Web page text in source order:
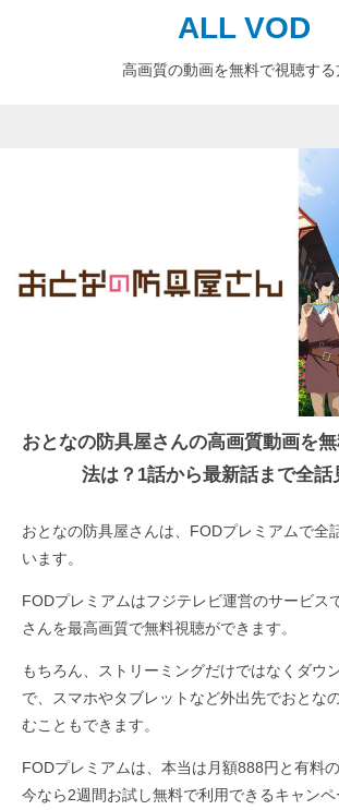
ALL VOD
高画質の動画を無料で視聴する
おとなの防具屋さんの高画質動画を
法は？1話から最新話まで全話
おとなの防具屋さんは、FODプレミアムで全
います。
FODプレミアムはフジテレビ運営のサービス
さんを最高画質で無料視聴ができます。
もちろん、ストリーミングだけではなくダウ
で、スマホやタブレットなど外出先でおとな
むこともできます。
FODプレミアムは、本当は月額888円と有料
今なら2週間お試し無料で利用できるキャン